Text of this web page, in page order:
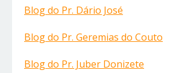
Blog do Pr. Dário José
Blog do Pr. Geremias do Couto
Blog do Pr. Juber Donizete